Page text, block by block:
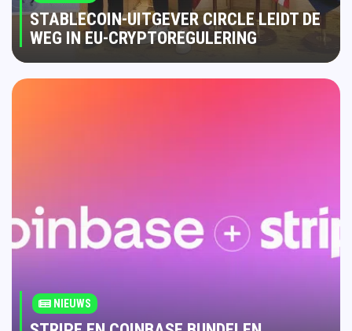
STABLECOIN-UITGEVER CIRCLE LEIDT DE
WEG IN EU-CRYPTOREGULERING
NIEUWS